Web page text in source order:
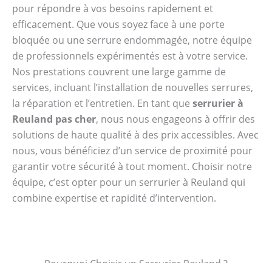
pour répondre à vos besoins rapidement et
efficacement. Que vous soyez face à une porte
bloquée ou une serrure endommagée, notre équipe
de professionnels expérimentés est à votre service.
Nos prestations couvrent une large gamme de
services, incluant l’installation de nouvelles serrures,
la réparation et l’entretien. En tant que serrurier à
Reuland pas cher, nous nous engageons à offrir des
solutions de haute qualité à des prix accessibles. Avec
nous, vous bénéficiez d’un service de proximité pour
garantir votre sécurité à tout moment. Choisir notre
équipe, c’est opter pour un serrurier à Reuland qui
combine expertise et rapidité d’intervention.